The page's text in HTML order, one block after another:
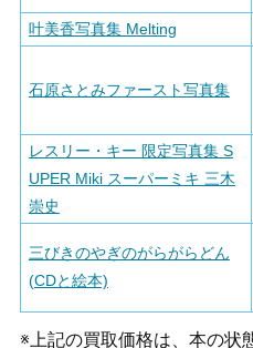
叶美香写真集 Melting
石原さとみファースト写真集
レスリー・キー 限定写真集 S
UPER Miki スーパーミキ 三木
崇史
三びきのやぎのがらがらどん
(CDと絵本)
※上記の買取価格は、本の状